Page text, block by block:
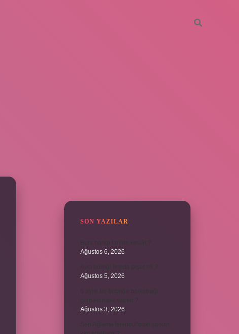
SON YAZILAR
Ağustos 6, 2026
Ağustos 5, 2026
Ağustos 3, 2026